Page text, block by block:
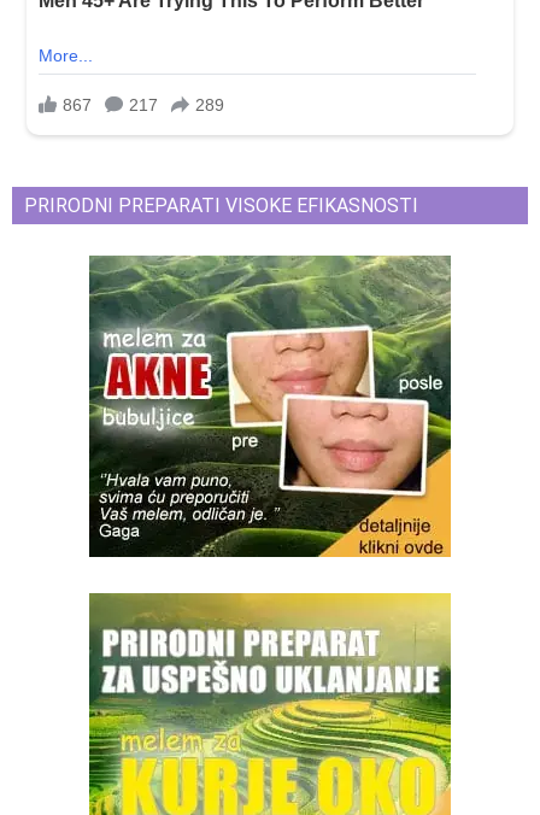
PRIRODNI PREPARATI VISOKE EFIKASNOSTI